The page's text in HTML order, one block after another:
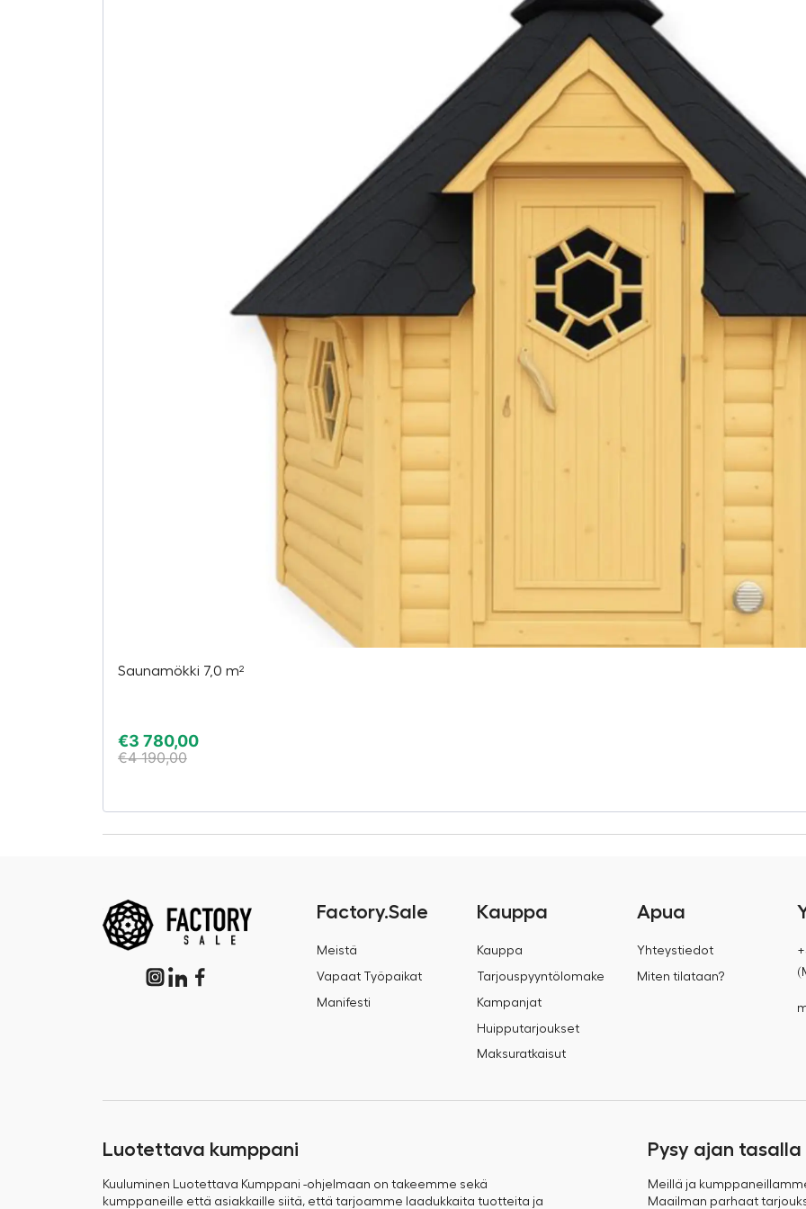
Saunamökki 7,0 m²
€3 780,00
€4 190,00
Factory.Sale
Meistä
Vapaat Työpaikat
Manifesti
Kauppa
Kauppa
Tarjouspyyntölomake
Kampanjat
Huipputarjoukset
Maksuratkaisut
Apua
Yhteystiedot
Miten tilataan?
Luotettava kumppani
Kuuluminen Luotettava Kumppani -ohjelmaan on takeemme sekä
kumppaneille että asiakkaille siitä, että tarjoamme laadukkaita tuotteita ja
Pysy ajan tasalla
Meillä ja
Maailman parhaat